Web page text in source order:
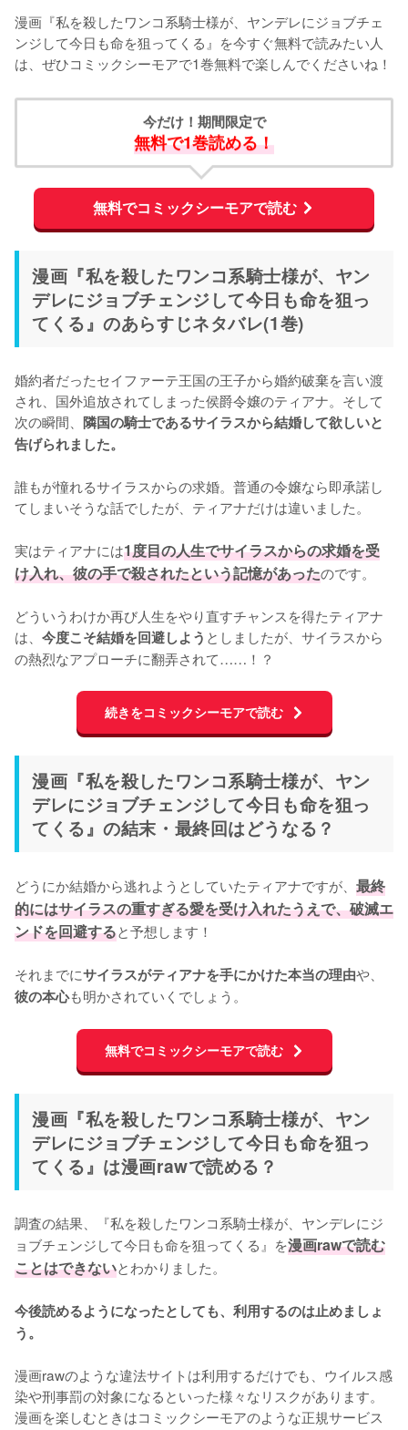
漫画『私を殺したワンコ系騎士様が、ヤンデレにジョブチェ
ンジして今日も命を狙ってくる』を今すぐ無料で読みたい人
は、ぜひコミックシーモアで1巻無料で楽しんでくださいね！
今だけ！期間限定で
無料で1巻読める！
無料でコミックシーモアで読む
漫画『私を殺したワンコ系騎士様が、ヤン
デレにジョブチェンジして今日も命を狙っ
てくる』のあらすじネタバレ(1巻)
婚約者だったセイファーテ王国の王子から婚約破棄を言い渡
され、国外追放されてしまった侯爵令嬢のティアナ。そして
次の瞬間、 隣国の騎士であるサイラスから結婚して欲しいと
告げられました。
誰もが憧れるサイラスからの求婚。普通の令嬢なら即承諾し
てしまいそうな話でしたが、ティアナだけは違いました。
実はティアナには1度目の人生でサイラスからの求婚を受
け入れ、彼の手で殺されたという記憶があったのです。
どういうわけか再び人生をやり直すチャンスを得たティアナ
は、 今度こそ結婚を回避しよう としましたが、サイラスから
の熱烈なアプローチに翻弄されて……！？
続きをコミックシーモアで読む
漫画『私を殺したワンコ系騎士様が、ヤン
デレにジョブチェンジして今日も命を狙っ
てくる』の結末・最終回はどうなる？
どうにか結婚から逃れようとしていたティアナですが、 最終
的にはサイラスの重すぎる愛を受け入れたうえで、破滅エ
ンドを回避すると予想します！
それまでにサイラスがティアナを手にかけた本当の理由や、
彼の本心も明かされていくでしょう。
無料でコミックシーモアで読む
漫画『私を殺したワンコ系騎士様が、ヤン
デレにジョブチェンジして今日も命を狙っ
てくる』は漫画rawで読める？
調査の結果、『私を殺したワンコ系騎士様が、ヤンデレにジ
ョブチェンジして今日も命を狙ってくる』を漫画rawで読む
ことはできないとわかりました。
今後読めるようになったとしても、利用するのは止めましょ
う。
漫画rawのような違法サイトは利用するだけでも、ウイルス感
染や刑事罰の対象になるといった様々なリスクがあります。
漫画を楽しむときはコミックシーモアのような正規サービス